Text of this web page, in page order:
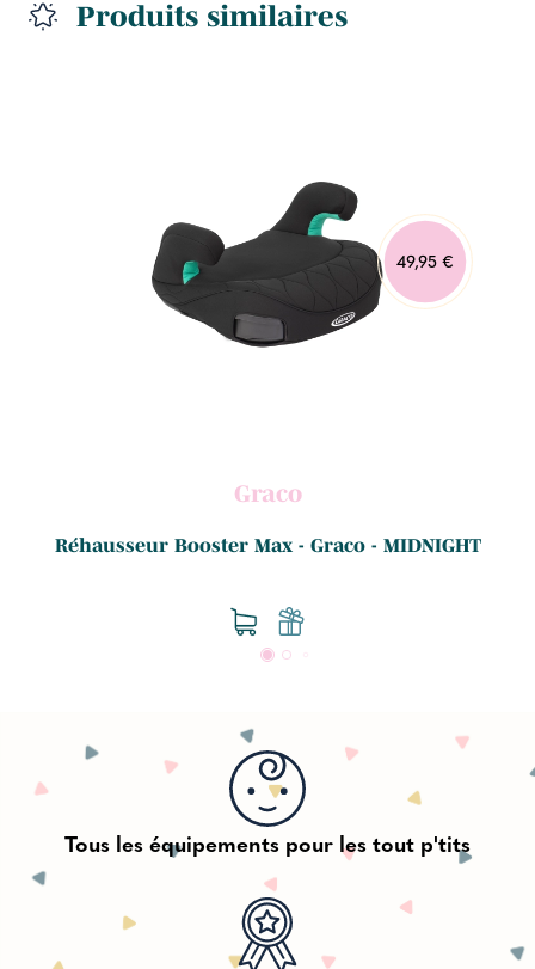
Produits similaires
49,95 €
Graco
Réhausseur Booster Max - Graco - MIDNIGHT
Tous les équipements pour les tout p'tits